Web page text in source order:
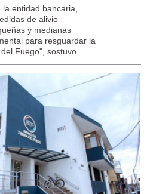
entidad bancaria,
de alivio
y medianas
para resguardar la
Fuego", sostuvo.